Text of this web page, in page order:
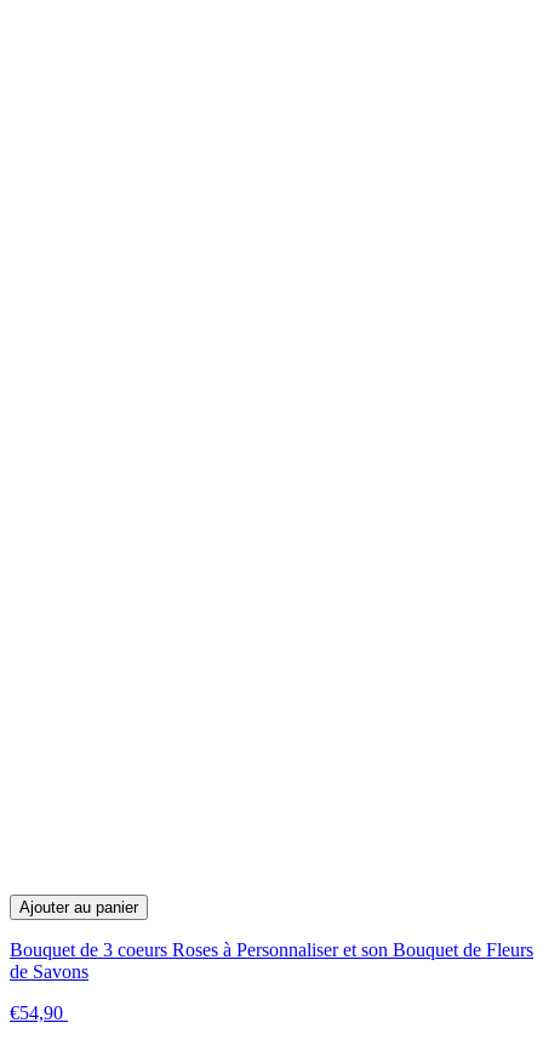
Ajouter au panier
Bouquet de 3 coeurs Roses à Personnaliser et son Bouquet de Fleurs
de Savons
€54,90